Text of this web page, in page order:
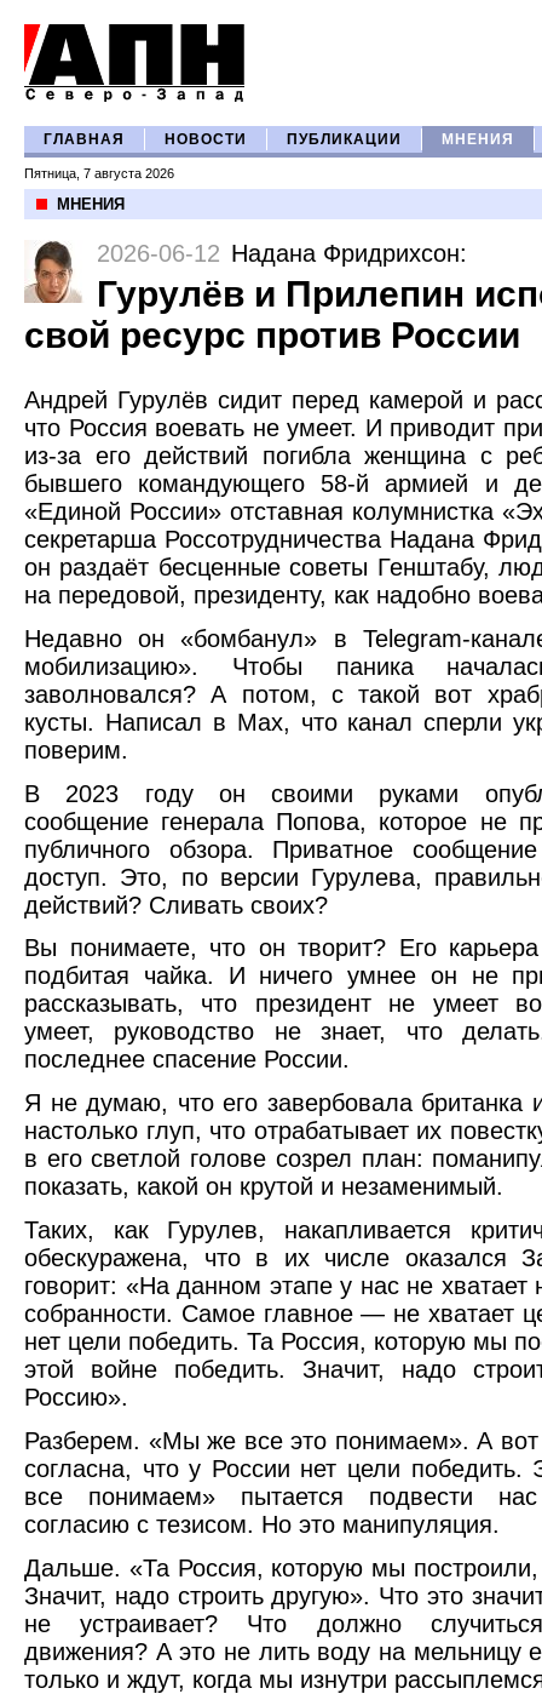
ГЛАВНАЯ НОВОСТИ ПУБЛИКАЦИИ МНЕНИЯ
Пятница, 7 августа 2026
МНЕНИЯ
2026-06-12 Надана Фридрихсон:
Гурулёв и Прилепин
свой ресурс против России
Андрей Гурулёв сидит перед камерой и
что Россия воевать не умеет. И приводит
из-за его действий погибла женщина с
бывшего командующего 58-й армией и
«Единой России» отставная колумнистка
секретарша Россотрудничества Надана
он раздаёт бесценные советы Генштабу,
на передовой, президенту, как надобно
Недавно он «бомбанул» в Telegram-
мобилизацию». Чтобы паника
заволновался? А потом, с такой вот
кусты. Написал в Max, что канал сперли
поверим.
В 2023 году он своими руками
сообщение генерала Попова, которое не
публичного обзора. Приватное
доступ. Это, по версии Гурулева,
действий? Сливать своих?
Вы понимаете, что он творит? Его
подбитая чайка. И ничего умнее он не
рассказывать, что президент не умеет
умеет, руководство не знает, что
последнее спасение России.
Я не думаю, что его завербовала
настолько глуп, что отрабатывает их
в его светлой голове созрел план:
показать, какой он крутой и незаменимый.
Таких, как Гурулев, накапливается
обескуражена, что в их числе оказался
говорит: «На данном этапе у нас не
собранности. Самое главное — не хватает
нет цели победить. Та Россия, которую мы
этой войне победить. Значит, надо
Россию».
Разберем. «Мы же все это понимаем». А
согласна, что у России нет цели
все понимаем» пытается подвести
согласию с тезисом. Но это манипуляция.
Дальше. «Та Россия, которую мы
Значит, надо строить другую». Что это
не устраивает? Что должно
движения? А это не лить воду на мельницу
только и ждут, когда мы изнутри